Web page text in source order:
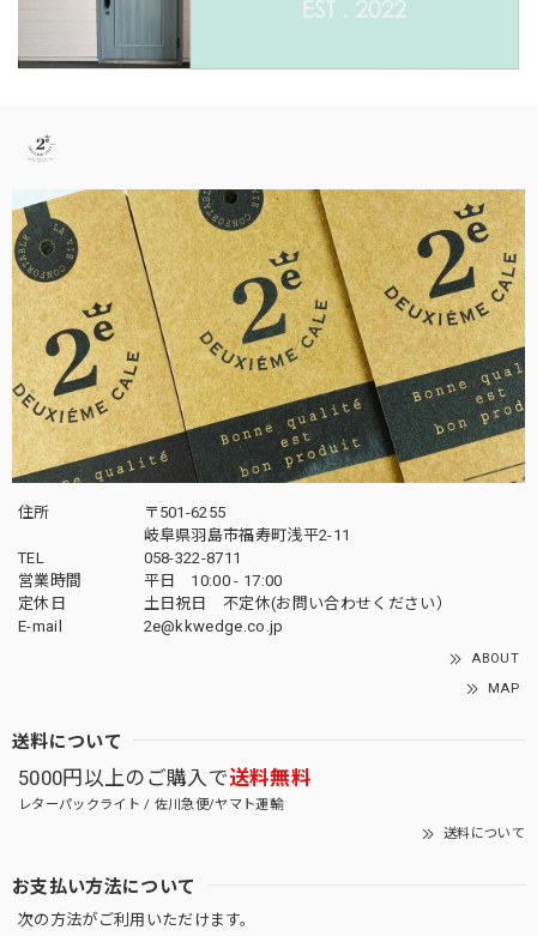
住所
〒501-6255
岐阜県羽島市福寿町浅平2-11
TEL
058-322-8711
営業時間
平日 10:00 - 17:00
定休日
土日祝日 不定休(お問い合わせください）
E-mail
2e@kkwedge.co.jp
ABOUT
MAP
送料について
5000円以上のご購入で送料無料
レターパックライト / 佐川急便/ヤマト運輸
送料について
お支払い方法について
次の方法がご利用いただけます。